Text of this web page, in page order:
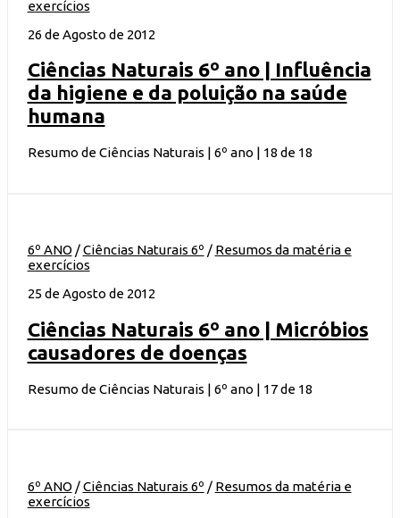
exercícios
26 de Agosto de 2012
Ciências Naturais 6º ano | Influência
da higiene e da poluição na saúde
humana
Resumo de Ciências Naturais | 6º ano | 18 de 18
6º ANO /Ciências Naturais 6º / Resumos da matéria e
exercícios
25 de Agosto de 2012
Ciências Naturais 6º ano | Micróbios
causadores de doenças
Resumo de Ciências Naturais | 6º ano | 17 de 18
6º ANO /Ciências Naturais 6º / Resumos da matéria e
exercícios